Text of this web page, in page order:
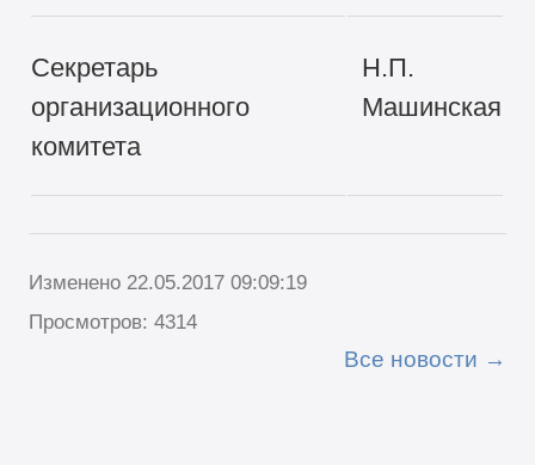
Секретарь
организационного
комитета
Н.П.
Машинская
Изменено 22.05.2017 09:09:19
Просмотров: 4314
Все новости